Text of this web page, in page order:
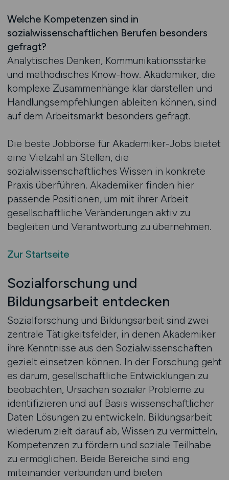
Welche Kompetenzen sind in
sozialwissenschaftlichen Berufen besonders
gefragt?
Analytisches Denken, Kommunikationsstärke
und methodisches Know-how. Akademiker, die
komplexe Zusammenhänge klar darstellen und
Handlungsempfehlungen ableiten können, sind
auf dem Arbeitsmarkt besonders gefragt.
Die beste Jobbörse für Akademiker-Jobs bietet
eine Vielzahl an Stellen, die
sozialwissenschaftliches Wissen in konkrete
Praxis überführen. Akademiker finden hier
passende Positionen, um mit ihrer Arbeit
gesellschaftliche Veränderungen aktiv zu
begleiten und Verantwortung zu übernehmen.
Zur Startseite
Sozialforschung und
Bildungsarbeit entdecken
Sozialforschung und Bildungsarbeit sind zwei
zentrale Tätigkeitsfelder, in denen Akademiker
ihre Kenntnisse aus den Sozialwissenschaften
gezielt einsetzen können. In der Forschung geht
es darum, gesellschaftliche Entwicklungen zu
beobachten, Ursachen sozialer Probleme zu
identifizieren und auf Basis wissenschaftlicher
Daten Lösungen zu entwickeln. Bildungsarbeit
wiederum zielt darauf ab, Wissen zu vermitteln,
Kompetenzen zu fördern und soziale Teilhabe
zu ermöglichen. Beide Bereiche sind eng
miteinander verbunden und bieten